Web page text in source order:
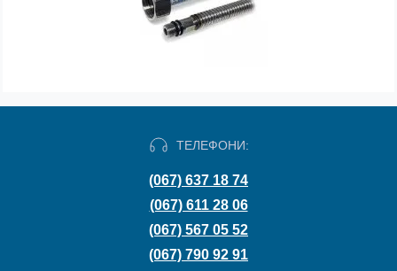
ТЕЛЕФОНИ:
(067) 637 18 74
(067) 611 28 06
(067) 567 05 52
(067) 790 92 91